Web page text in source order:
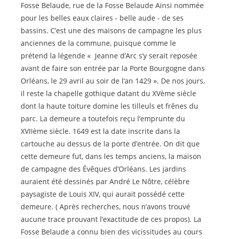
Fosse Belaude, rue de la Fosse Belaude Ainsi nommée
pour les belles eaux claires - belle aude - de ses
bassins. C’est une des maisons de campagne les plus
anciennes de la commune, puisque comme le
prétend la légende « Jeanne d’Arc s’y serait reposée
avant de faire son entrée par la Porte Bourgogne dans
Orléans, le 29 avril au soir de l’an 1429 ». De nos jours,
il reste la chapelle gothique datant du XVème siècle
dont la haute toiture domine les tilleuls et frênes du
parc. La demeure a toutefois reçu l’emprunte du
XVIIème siècle. 1649 est la date inscrite dans la
cartouche au dessus de la porte d’entrée. On dit que
cette demeure fut, dans les temps anciens, la maison
de campagne des Évêques d’Orléans. Les jardins
auraient été dessinés par André Le Nôtre, célèbre
paysagiste de Louis XIV, qui aurait possédé cette
demeure. ( Après recherches, nous n’avons trouvé
aucune trace prouvant l’exactitude de ces propos). La
Fosse Belaude a connu bien des vicissitudes au cours